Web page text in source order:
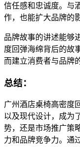
信任感和忠诚度。与
作，也能扩大品牌的
品牌故事的讲述能够
度回弹海绵背后的故
而建立消费者与品牌
总结：
广州酒店桌椅高密度
以及现代设计，成为
势，还是市场推广策
力和品牌竞争力。通